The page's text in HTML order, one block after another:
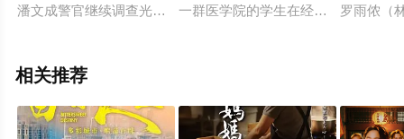
潘文成警官继续调查光酒店妈妈桑苏庆仪遇害一案，他剖析谜
一群医学院的学生在经历了长达六年
罗雨侬（
相关推荐